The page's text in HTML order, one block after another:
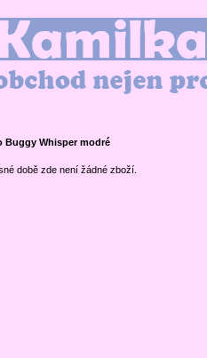
nejen pro děti
Buggy Whisper modré
době zde není žádné zboží.